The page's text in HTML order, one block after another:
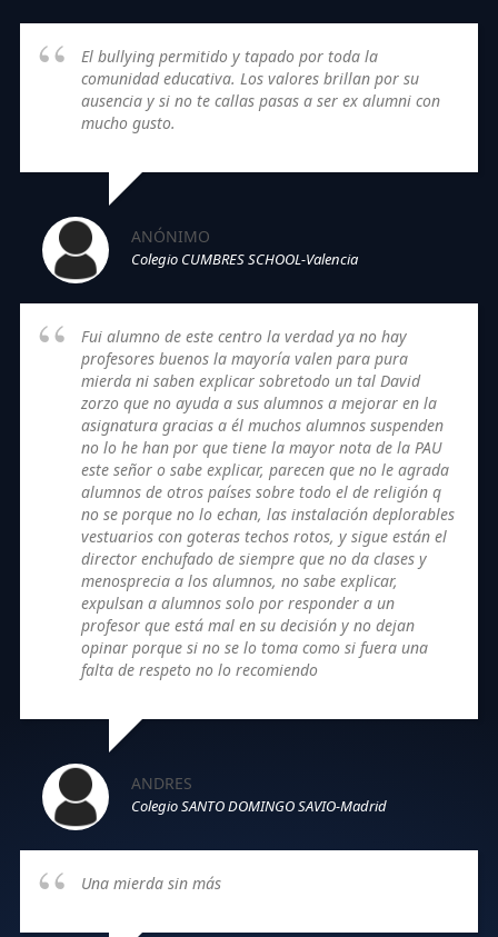
El bullying permitido y tapado por toda la
comunidad educativa. Los valores brillan por su
ausencia y si no te callas pasas a ser ex alumni con
mucho gusto.
ANÓNIMO
Colegio CUMBRES SCHOOL-Valencia
Fui alumno de este centro la verdad ya no hay
profesores buenos la mayoría valen para pura
mierda ni saben explicar sobretodo un tal David
zorzo que no ayuda a sus alumnos a mejorar en la
asignatura gracias a él muchos alumnos suspenden
no lo he han por que tiene la mayor nota de la PAU
este señor o sabe explicar, parecen que no le agrada
alumnos de otros países sobre todo el de religión q
no se porque no lo echan, las instalación deplorables
vestuarios con goteras techos rotos, y sigue están el
director enchufado de siempre que no da clases y
menosprecia a los alumnos, no sabe explicar,
expulsan a alumnos solo por responder a un
profesor que está mal en su decisión y no dejan
opinar porque si no se lo toma como si fuera una
falta de respeto no lo recomiendo
ANDRES
Colegio SANTO DOMINGO SAVIO-Madrid
Una mierda sin más